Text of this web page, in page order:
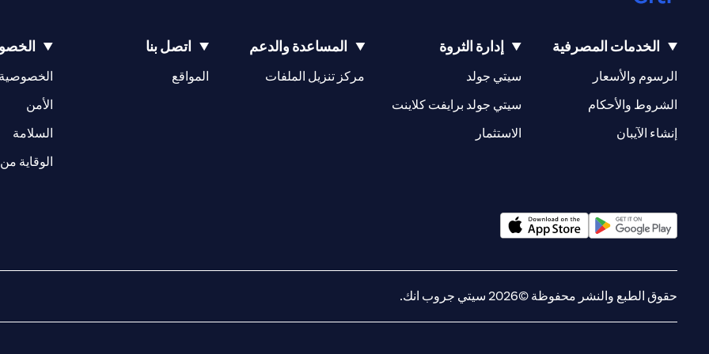
الخدمات المصرفية
الرسوم والأسعار
opens in a new tab
الشروط والأحكام opens in a new tab
إنشاء الآيبان opens in a new tab
إدارة الثروة
سيتي جولد opens in a new tab
سيتي جولد برايفت كلاينت
الاستثمار
المساعدة والدعم
مركز تنزيل الملفات
اتصل بنا
المواقعopens in a new tab الخصوصية
الأمن
السلامة
الوقاية
حقوق الطبع والنشر محفوظة ©2026 سيتي جروب انك.